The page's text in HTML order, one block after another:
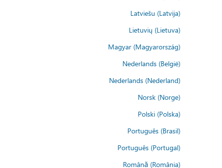
Latviešu (Latvija)
Lietuvių (Lietuva)
Magyar (Magyarország)
Nederlands (België)
Nederlands (Nederland)
Norsk (Norge)
Polski (Polska)
Português (Brasil)
Português (Portugal)
Română (România)